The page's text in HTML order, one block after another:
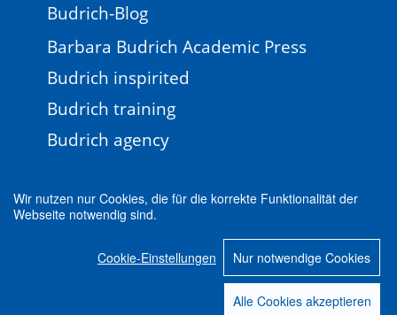
Wir nutzen nur Cookies, die für die korrekte Funktionalität der
Webseite notwendig sind.
Cookie-Einstellungen Nur notwendige Cookies
Alle Cookies akzeptieren
Budrich-Blog
Barbara Budrich Academic Press
Budrich inspirited
Budrich training
Budrich agency
Datenschutz
Cookie-Einstellungen
© 2026 Verlag Barbara Budrich